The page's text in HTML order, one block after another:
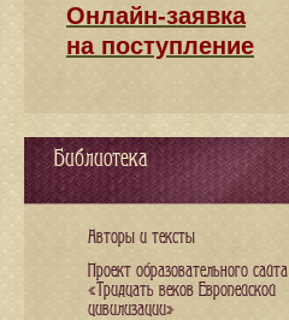
Онлайн-заявка
на поступление
Библиотека
Авторы и тексты
Проект образовательного сайта
«Тридцать веков Европейской
цивилизации»